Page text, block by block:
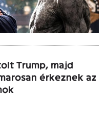
Trump, majd
érkeznek az